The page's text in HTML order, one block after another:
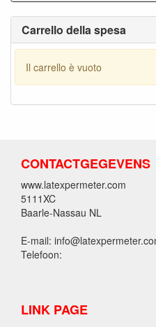
Carrello della spesa
Il carrello è vuoto
CONTACTGEGEVENS
www.latexpermeter.com
5111XC
Baarle-Nassau NL
E-mail:
Telefoon:
LINK PAGE